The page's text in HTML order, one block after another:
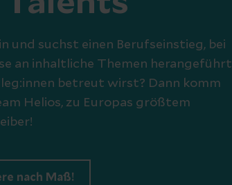
und suchst einen Berufseinstieg, bei
an inhaltliche Themen herangeführt
betreut wirst? Dann komm
Helios, zu Europas größtem
nach Maß!